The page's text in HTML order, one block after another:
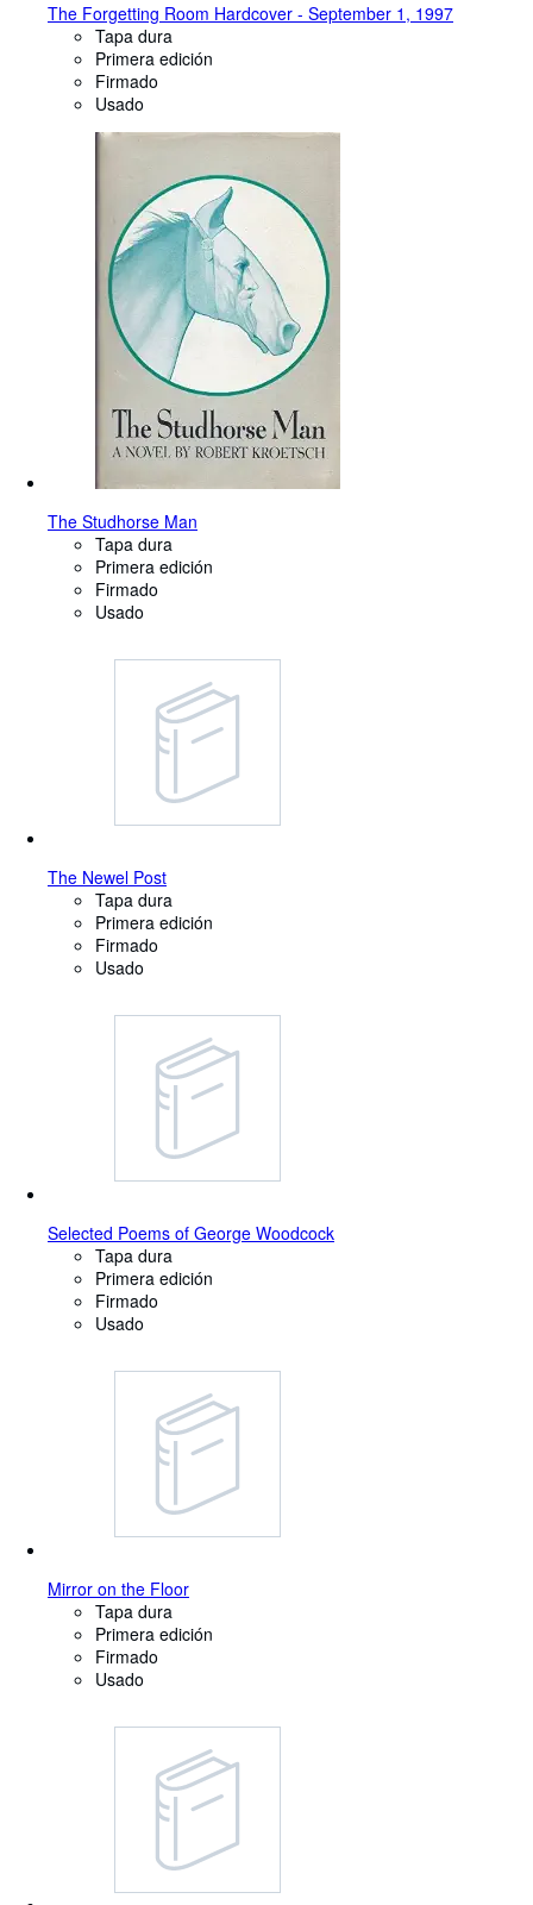
The Forgetting Room Hardcover - September 1, 1997
Tapa dura
Primera edición
Firmado
Usado
The Studhorse Man
Tapa dura
Primera edición
Firmado
Usado
The Newel Post
Tapa dura
Primera edición
Firmado
Usado
Selected Poems of George Woodcock
Tapa dura
Primera edición
Firmado
Usado
Mirror on the Floor
Tapa dura
Primera edición
Firmado
Usado